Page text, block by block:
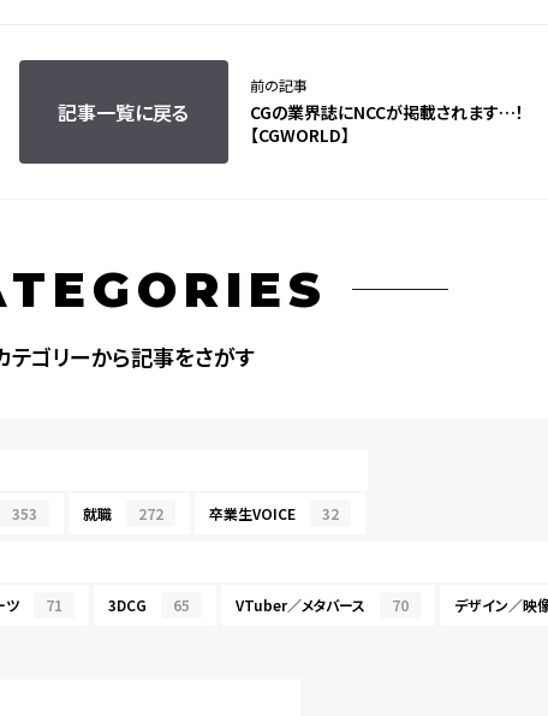
記事一覧に戻る
前の記事
CGの業界誌にNCCが掲載されます…！
【CGWORLD】
テゴリーから記事をさがす
353 就職 272 卒業生VOICE 32
ツ 71 3DCG 65 VTuber／メタバース 70 デザイン／映